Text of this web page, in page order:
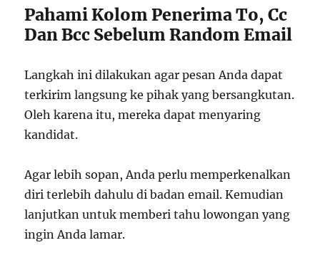
Pahami Kolom Penerima To, Cc
Dan Bcc Sebelum Random Email
Langkah ini dilakukan agar pesan Anda dapat
terkirim langsung ke pihak yang bersangkutan.
Oleh karena itu, mereka dapat menyaring
kandidat.
Agar lebih sopan, Anda perlu memperkenalkan
diri terlebih dahulu di badan email. Kemudian
lanjutkan untuk memberi tahu lowongan yang
ingin Anda lamar.